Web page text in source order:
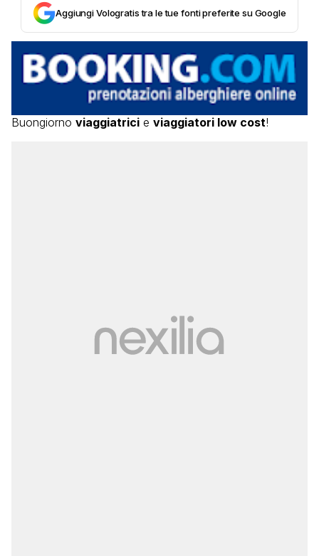
Aggiungi Vologratis tra le tue fonti preferite su Google
Buongiorno viaggiatrici e viaggiatori low cost!